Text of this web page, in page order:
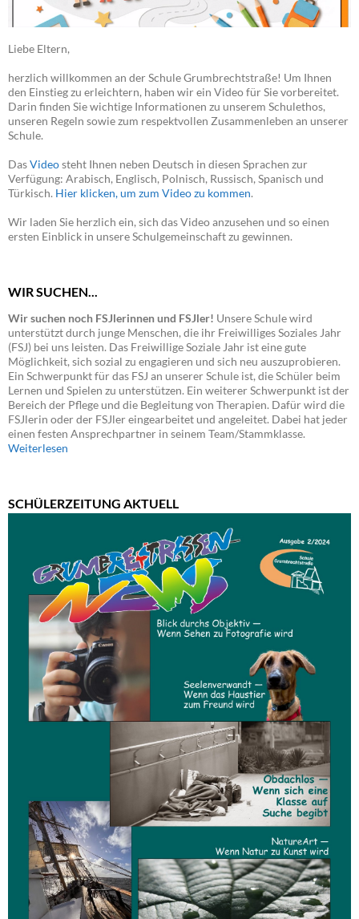
Liebe Eltern,
herzlich willkommen an der Schule Grumbrechtstraße! Um Ihnen
den Einstieg zu erleichtern, haben wir ein Video für Sie vorbereitet.
Darin finden Sie wichtige Informationen zu unserem Schulethos,
unseren Regeln sowie zum respektvollen Zusammenleben an unserer
Schule.
DasVideosteht Ihnen neben Deutsch in diesen Sprachen zur
Verfügung: Arabisch, Englisch, Polnisch, Russisch, Spanisch und
Türkisch. Hier klicken, um zum Video zu kommen.
Wir laden Sie herzlich ein, sich das Video anzusehen und so einen
ersten Einblick in unsere Schulgemeinschaft zu gewinnen.
WIR SUCHEN...
Wir suchen noch FSJlerinnen und FSJler! Unsere Schule wird
unterstützt durch junge Menschen, die ihr Freiwilliges Soziales Jahr
(FSJ) bei uns leisten. Das Freiwillige Soziale Jahr ist eine gute
Möglichkeit, sich sozial zu engagieren und sich neu auszuprobieren.
Ein Schwerpunkt für das FSJ an unserer Schule ist, die Schüler beim
Lernen und Spielen zu unterstützen. Ein weiterer Schwerpunkt ist der
Bereich der Pflege und die Begleitung von Therapien. Dafür wird die
FSJlerin oder der FSJler eingearbeitet und angeleitet. Dabei hat jeder
einen festen Ansprechpartner in seinem Team/Stammklasse.
Weiterlesen
SCHÜLERZEITUNG AKTUELL